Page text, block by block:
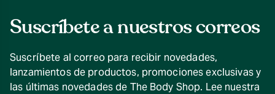
Suscríbete a nuestros correos
Suscríbete al correo para recibir novedades,
lanzamientos de productos, promociones exclusivas y
las últimas novedades de The Body Shop. Lee nuestra